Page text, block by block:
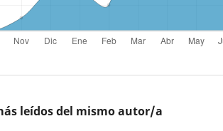
leídos del mismo autor/a